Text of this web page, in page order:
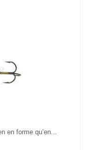
en forme qu’en...